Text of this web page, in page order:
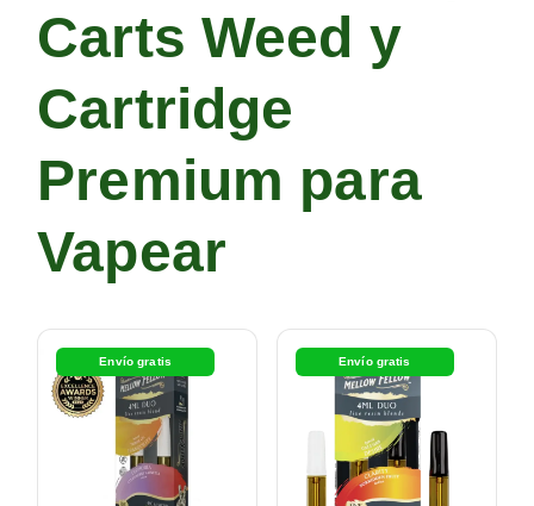
Carts Weed y
Cartridge
Premium para
Vapear
Envío gratis Envío gratis